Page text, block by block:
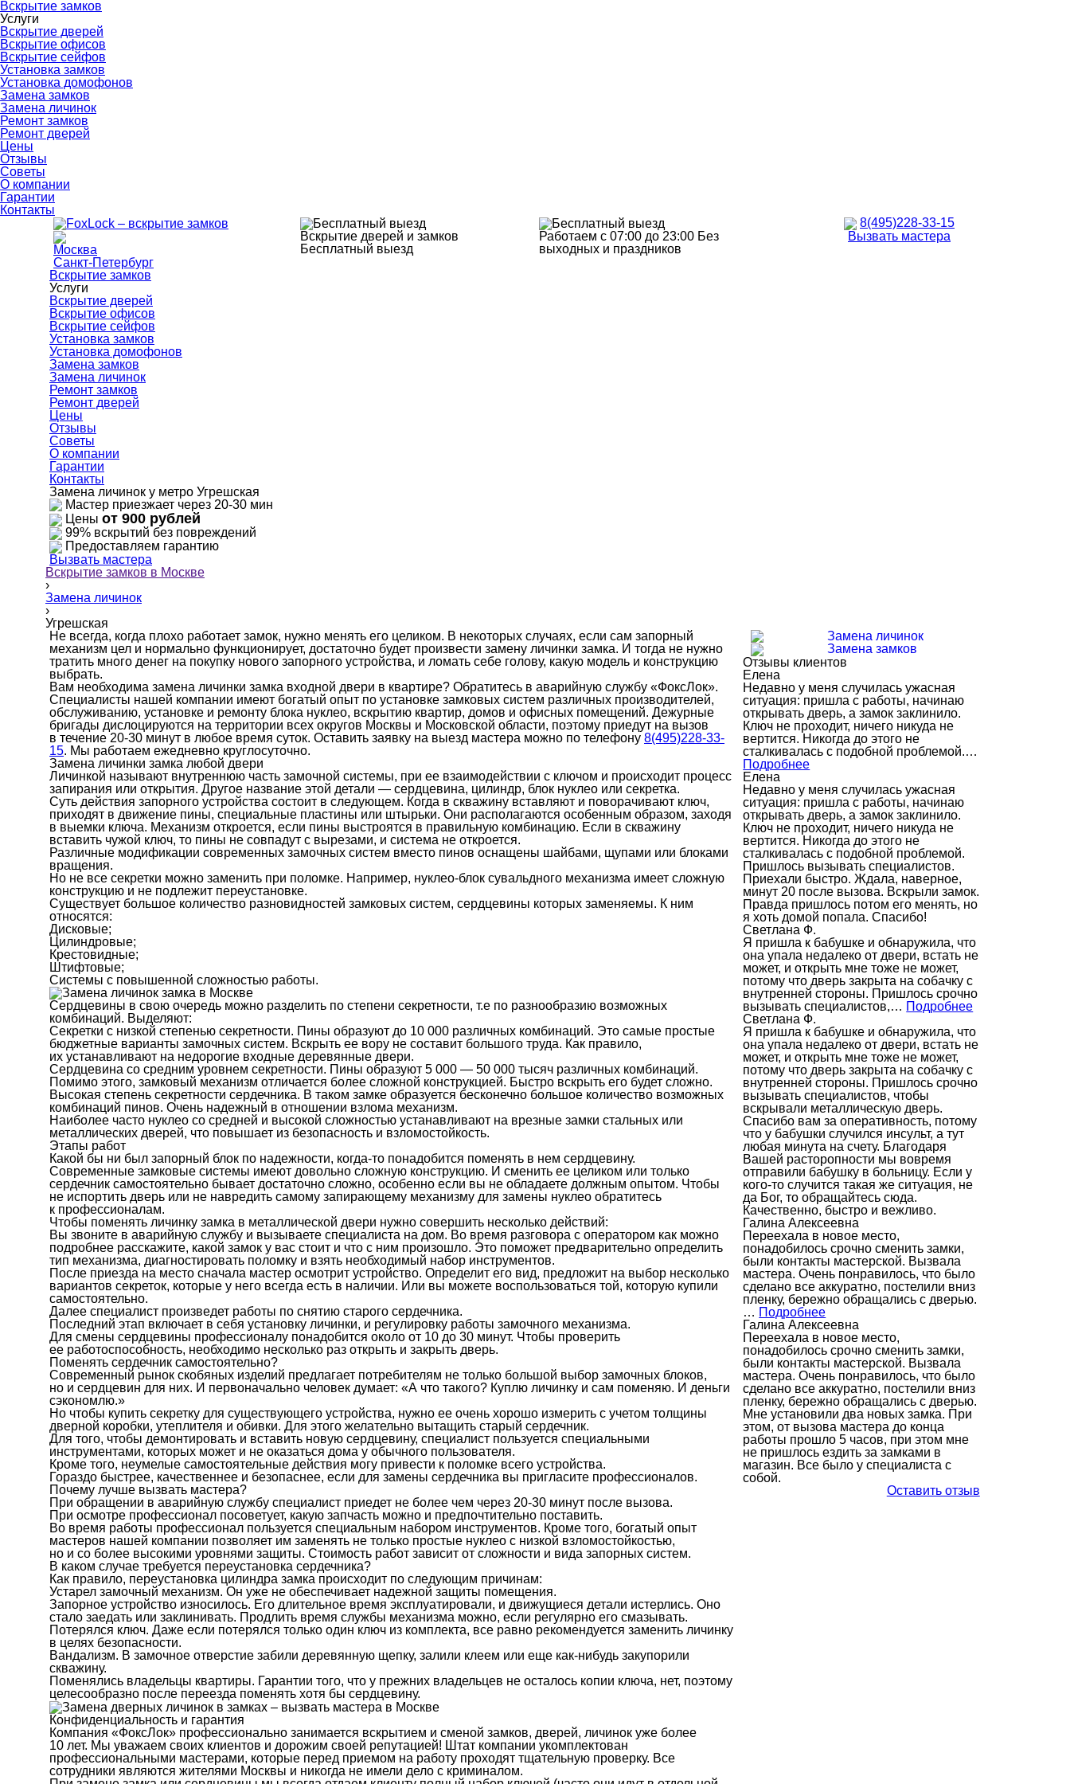
Вскрытие замков
Услуги
Вскрытие дверей
Вскрытие офисов
Вскрытие сейфов
Установка замков
Установка домофонов
Замена замков
Замена личинок
Ремонт замков
Ремонт дверей
Цены
Отзывы
Советы
О компании
Гарантии
Контакты
Москва
Санкт-Петербург
Вскрытие дверей и замков
Бесплатный выезд
Работаем с 07:00 до 23:00 Без
выходных и праздников
8(495)228-33-15
Вызвать мастера
Вскрытие замков
Услуги
Вскрытие дверей
Вскрытие офисов
Вскрытие сейфов
Установка замков
Установка домофонов
Замена замков
Замена личинок
Ремонт замков
Ремонт дверей
Цены
Отзывы
Советы
О компании
Гарантии
Контакты
Замена личинок у метро Угрешская
Мастер приезжает через 20-30 мин
Цены от 900 рублей
99% вскрытий без повреждений
Предоставляем гарантию
Вызвать мастера
Вскрытие замков в Москве
›
Замена личинок
›
Угрешская
Не всегда, когда плохо работает замок, нужно менять его целиком. В некоторых случаях, если сам запорный
механизм цел и нормально функционирует, достаточно будет произвести замену личинки замка. И тогда не нужно
тратить много денег на покупку нового запорного устройства, и ломать себе голову, какую модель и конструкцию
выбрать.
Вам необходима замена личинки замка входной двери в квартире? Обратитесь в аварийную службу «ФоксЛок».
Специалисты нашей компании имеют богатый опыт по установке замковых систем различных производителей,
обслуживанию, установке и ремонту блока нуклео, вскрытию квартир, домов и офисных помещений. Дежурные
бригады дислоцируются на территории всех округов Москвы и Московской области, поэтому приедут на вызов
в течение 20-30 минут в любое время суток. Оставить заявку на выезд мастера можно по телефону 8(495)228-33-
15. Мы работаем ежедневно круглосуточно.
Замена личинки замка любой двери
Личинкой называют внутреннюю часть замочной системы, при ее взаимодействии с ключом и происходит процесс
запирания или открытия. Другое название этой детали — сердцевина, цилиндр, блок нуклео или секретка.
Суть действия запорного устройства состоит в следующем. Когда в скважину вставляют и поворачивают ключ,
приходят в движение пины, специальные пластины или штырьки. Они располагаются особенным образом, заходя
в выемки ключа. Механизм откроется, если пины выстроятся в правильную комбинацию. Если в скважину
вставить чужой ключ, то пины не совпадут с вырезами, и система не откроется.
Различные модификации современных замочных систем вместо пинов оснащены шайбами, щупами или блоками
вращения.
Но не все секретки можно заменить при поломке. Например, нуклео-блок сувальдного механизма имеет сложную
конструкцию и не подлежит переустановке.
Существует большое количество разновидностей замковых систем, сердцевины которых заменяемы. К ним
относятся:
Дисковые;
Цилиндровые;
Крестовидные;
Штифтовые;
Системы с повышенной сложностью работы.
Сердцевины в свою очередь можно разделить по степени секретности, т.е по разнообразию возможных
комбинаций. Выделяют:
Секретки с низкой степенью секретности. Пины образуют до 10 000 различных комбинаций. Это самые простые
бюджетные варианты замочных систем. Вскрыть ее вору не составит большого труда. Как правило,
их устанавливают на недорогие входные деревянные двери.
Сердцевина со средним уровнем секретности. Пины образуют 5 000 — 50 000 тысяч различных комбинаций.
Помимо этого, замковый механизм отличается более сложной конструкцией. Быстро вскрыть его будет сложно.
Высокая степень секретности сердечника. В таком замке образуется бесконечно большое количество возможных
комбинаций пинов. Очень надежный в отношении взлома механизм.
Наиболее часто нуклео со средней и высокой сложностью устанавливают на врезные замки стальных или
металлических дверей, что повышает из безопасность и взломостойкость.
Этапы работ
Какой бы ни был запорный блок по надежности, когда-то понадобится поменять в нем сердцевину.
Современные замковые системы имеют довольно сложную конструкцию. И сменить ее целиком или только
сердечник самостоятельно бывает достаточно сложно, особенно если вы не обладаете должным опытом. Чтобы
не испортить дверь или не навредить самому запирающему механизму для замены нуклео обратитесь
к профессионалам.
Чтобы поменять личинку замка в металлической двери нужно совершить несколько действий:
Вы звоните в аварийную службу и вызываете специалиста на дом. Во время разговора с оператором как можно
подробнее расскажите, какой замок у вас стоит и что с ним произошло. Это поможет предварительно определить
тип механизма, диагностировать поломку и взять необходимый набор инструментов.
После приезда на место сначала мастер осмотрит устройство. Определит его вид, предложит на выбор несколько
вариантов секреток, которые у него всегда есть в наличии. Или вы можете воспользоваться той, которую купили
самостоятельно.
Далее специалист произведет работы по снятию старого сердечника.
Последний этап включает в себя установку личинки, и регулировку работы замочного механизма.
Для смены сердцевины профессионалу понадобится около от 10 до 30 минут. Чтобы проверить
ее работоспособность, необходимо несколько раз открыть и закрыть дверь.
Поменять сердечник самостоятельно?
Современный рынок скобяных изделий предлагает потребителям не только большой выбор замочных блоков,
но и сердцевин для них. И первоначально человек думает: «А что такого? Куплю личинку и сам поменяю. И деньги
сэкономлю.»
Но чтобы купить секретку для существующего устройства, нужно ее очень хорошо измерить с учетом толщины
дверной коробки, утеплителя и обивки. Для этого желательно вытащить старый сердечник.
Для того, чтобы демонтировать и вставить новую сердцевину, специалист пользуется специальными
инструментами, которых может и не оказаться дома у обычного пользователя.
Кроме того, неумелые самостоятельные действия могу привести к поломке всего устройства.
Гораздо быстрее, качественнее и безопаснее, если для замены сердечника вы пригласите профессионалов.
Почему лучше вызвать мастера?
При обращении в аварийную службу специалист приедет не более чем через 20-30 минут после вызова.
При осмотре профессионал посоветует, какую запчасть можно и предпочтительно поставить.
Во время работы профессионал пользуется специальным набором инструментов. Кроме того, богатый опыт
мастеров нашей компании позволяет им заменять не только простые нуклео с низкой взломостойкостью,
но и со более высокими уровнями защиты. Стоимость работ зависит от сложности и вида запорных систем.
В каком случае требуется переустановка сердечника?
Как правило, переустановка цилиндра замка происходит по следующим причинам:
Устарел замочный механизм. Он уже не обеспечивает надежной защиты помещения.
Запорное устройство износилось. Его длительное время эксплуатировали, и движущиеся детали истерлись. Оно
стало заедать или заклинивать. Продлить время службы механизма можно, если регулярно его смазывать.
Потерялся ключ. Даже если потерялся только один ключ из комплекта, все равно рекомендуется заменить личинку
в целях безопасности.
Вандализм. В замочное отверстие забили деревянную щепку, залили клеем или еще как-нибудь закупорили
скважину.
Поменялись владельцы квартиры. Гарантии того, что у прежних владельцев не осталось копии ключа, нет, поэтому
целесообразно после переезда поменять хотя бы сердцевину.
Конфиденциальность и гарантия
Компания «ФоксЛок» профессионально занимается вскрытием и сменой замков, дверей, личинок уже более
10 лет. Мы уважаем своих клиентов и дорожим своей репутацией! Штат компании укомплектован
профессиональными мастерами, которые перед приемом на работу проходят тщательную проверку. Все
сотрудники являются жителями Москвы и никогда не имели дело с криминалом.
Замена личинок
Замена замков
Отзывы клиентов
Елена
Недавно у меня случилась ужасная
ситуация: пришла с работы, начинаю
открывать дверь, а замок заклинило.
Ключ не проходит, ничего никуда не
вертится. Никогда до этого не
сталкивалась с подобной проблемой.…
Подробнее
Елена
Недавно у меня случилась ужасная
ситуация: пришла с работы, начинаю
открывать дверь, а замок заклинило.
Ключ не проходит, ничего никуда не
вертится. Никогда до этого не
сталкивалась с подобной проблемой.
Пришлось вызывать специалистов.
Приехали быстро. Ждала, наверное,
минут 20 после вызова. Вскрыли замок.
Правда пришлось потом его менять, но
я хоть домой попала. Спасибо!
Светлана Ф.
Я пришла к бабушке и обнаружила, что
она упала недалеко от двери, встать не
может, и открыть мне тоже не может,
потому что дверь закрыта на собачку с
внутренней стороны. Пришлось срочно
вызывать специалистов,… Подробнее
Светлана Ф.
Я пришла к бабушке и обнаружила, что
она упала недалеко от двери, встать не
может, и открыть мне тоже не может,
потому что дверь закрыта на собачку с
внутренней стороны. Пришлось срочно
вызывать специалистов, чтобы
вскрывали металлическую дверь.
Спасибо вам за оперативность, потому
что у бабушки случился инсульт, а тут
любая минута на счету. Благодаря
Вашей расторопности мы вовремя
отправили бабушку в больницу. Если у
кого-то случится такая же ситуация, не
да Бог, то обращайтесь сюда.
Качественно, быстро и вежливо.
Галина Алексеевна
Переехала в новое место,
понадобилось срочно сменить замки,
были контакты мастерской. Вызвала
мастера. Очень понравилось, что было
сделано все аккуратно, постелили вниз
пленку, бережно обращались с дверью.
… Подробнее
Галина Алексеевна
Переехала в новое место,
понадобилось срочно сменить замки,
были контакты мастерской. Вызвала
мастера. Очень понравилось, что было
сделано все аккуратно, постелили вниз
пленку, бережно обращались с дверью.
Мне установили два новых замка. При
этом, от вызова мастера до конца
работы прошло 5 часов, при этом мне
не пришлось ездить за замками в
магазин. Все было у специалиста с
собой.
Оставить отзыв